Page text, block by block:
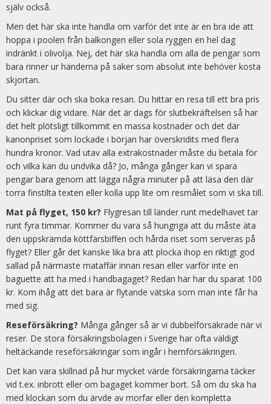
själv också.
Men det här ska inte handla om varför det inte är en bra ide att
hoppa i poolen från balkongen eller sola ryggen en hel dag
indränkt i olivolja. Nej, det här ska handla om alla de pengar som
bara rinner ur händerna på saker som absolut inte behöver kosta
skjortan.
Du sitter där och ska boka resan. Du hittar en resa till ett bra pris
och klickar dig vidare. När det är dags för slutbekräftelsen så har
det helt plötsligt tillkommit en massa kostnader och det där
kanonpriset som lockade i början har överskridits med flera
hundra kronor. Vad utav alla extrakostnader måste du betala för
och vilka kan du undvika då? Jo, många gånger kan vi spara
pengar bara genom att lägga några minuter på att läsa den där
torra finstilta texten eller kolla upp lite om resmålet som vi ska till.
Mat på flyget, 150 kr? Flygresan till länder runt medelhavet tar
runt fyra timmar. Kommer du vara så hungriga att du måste äta
den uppskrämda köttfärsbiffen och hårda riset som serveras på
flyget? Eller går det kanske lika bra att plocka ihop en riktigt god
sallad på närmaste mataffär innan resan eller varför inte en
baguette att ha med i handbagaget? Redan här har du sparat 100
kr. Kom ihåg att det bara är flytande vätska som man inte får ha
med sig.
Reseförsäkring? Många gånger så är vi dubbelförsäkrade när vi
reser. De stora försäkringsbolagen i Sverige har ofta väldigt
heltäckande reseförsäkringar som ingår i hemförsäkringen.
Det kan vara skillnad på hur mycket värde försäkringarna täcker
vid t.ex. inbrott eller om bagaget kommer bort. Så om du ska ha
med klockan som du ärvde av morfar eller den kompletta